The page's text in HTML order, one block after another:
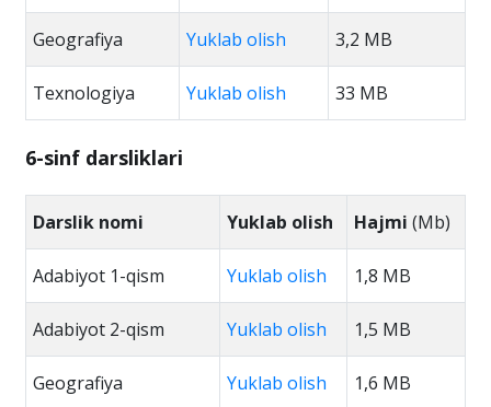
Geografiya Yuklab olish 3,2 MB
Texnologiya Yuklab olish 33 MB
6-sinf darsliklari
Darslik nomi Yuklab olish Hajmi (Mb)
Adabiyot 1-qism Yuklab olish 1,8 MB
Adabiyot 2-qism Yuklab olish 1,5 MB
Geografiya Yuklab olish 1,6 MB